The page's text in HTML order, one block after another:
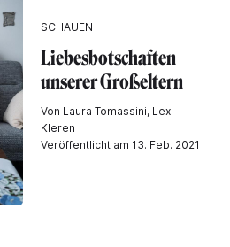
SCHAUEN
Liebesbotschaften
unserer Großeltern
Von Laura Tomassini, Lex
Kleren
Veröffentlicht am 13. Feb. 2021